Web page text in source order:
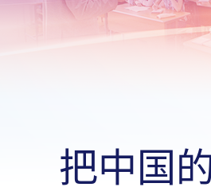
把中国